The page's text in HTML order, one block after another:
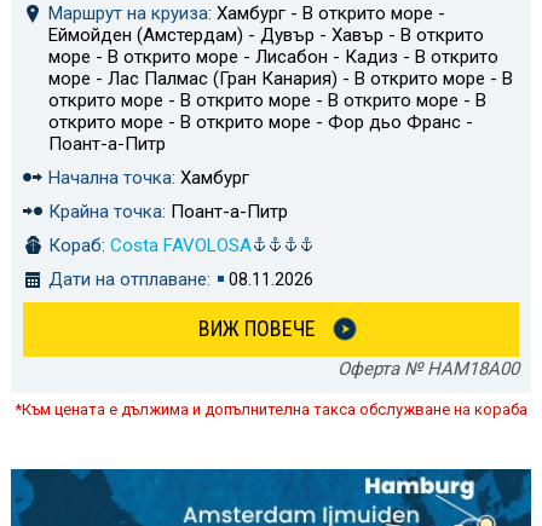
Маршрут на круиза: Хамбург - В открито море -
Еймойден (Амстердам) - Дувър - Хавър - В открито
море - В открито море - Лисабон - Кадиз - В открито
море - Лас Палмас (Гран Канария) - В открито море - В
открито море - В открито море - В открито море - В
открито море - В открито море - Фор дьо Франс -
Поант-а-Питр
Начална точка: Хамбург
Крайна точка: Поант-а-Питр
Кораб: Costa FAVOLOSA
Дати на отплаване:
08.11.2026
ВИЖ ПОВЕЧЕ
Оферта № HAM18A00
*Към цената е дължима и допълнителна такса обслужване на кораба